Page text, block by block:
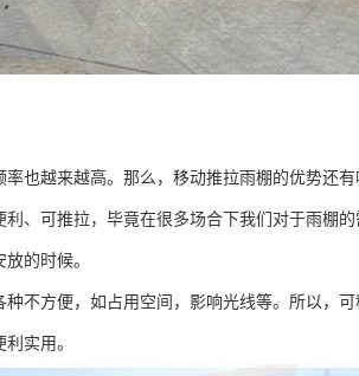
也越来越高。那么，移动推拉雨棚的优势还有
、可推拉，毕竟在很多场合下我们对于雨棚
的时候。
不方便，如占用空间，影响光线等。所以，
实用。